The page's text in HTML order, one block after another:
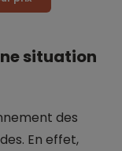
situation
des
En effet,